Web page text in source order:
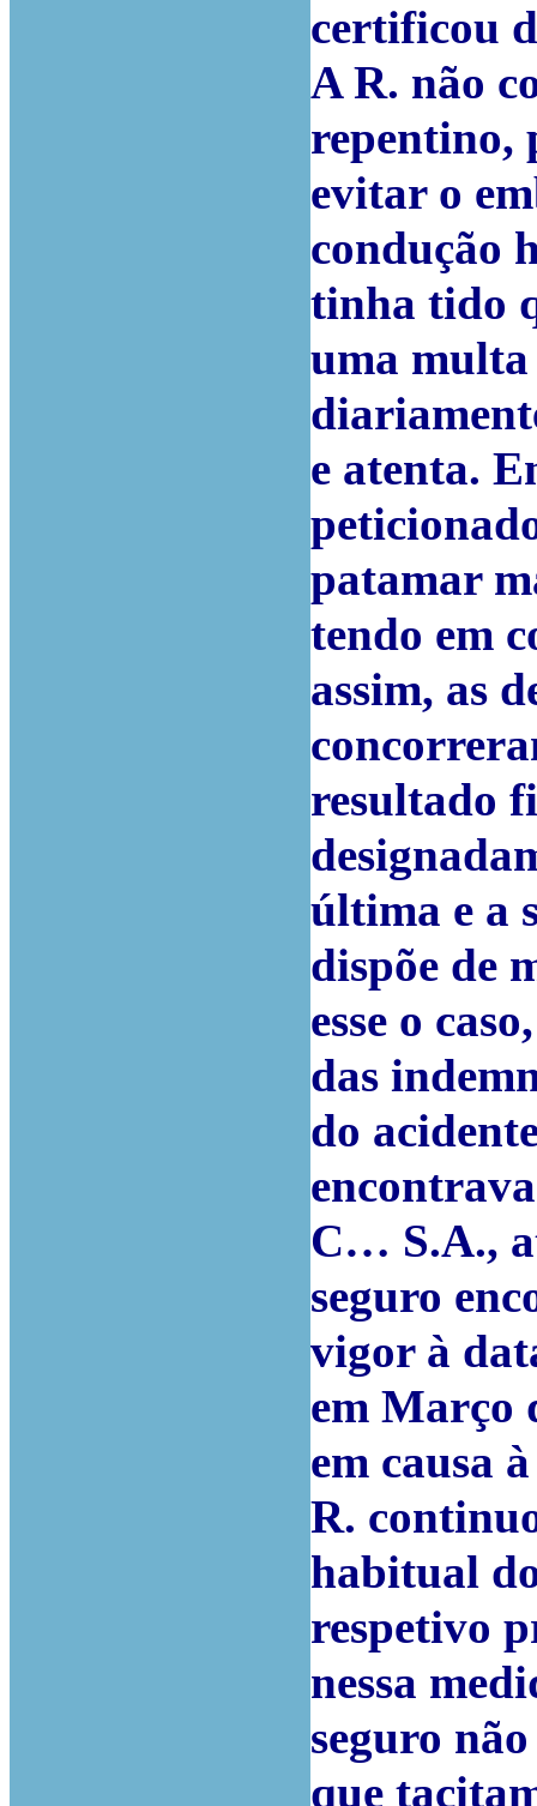
certificou
A R. não
repentino,
evitar o
condução
tinha tido
uma
e atenta.
patamar
tendo em
assim, as
resultado
última e a
dispõe de
esse o
das
do
C… S.A.,
seguro
vigor à
em Março
em causa
R.
habitual
respetivo
nessa
seguro
que